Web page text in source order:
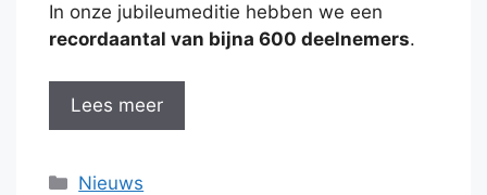
In onze jubileumeditie hebben we een
recordaantal van bijna 600 deelnemers.
Lees meer
Categorieën
Nieuws